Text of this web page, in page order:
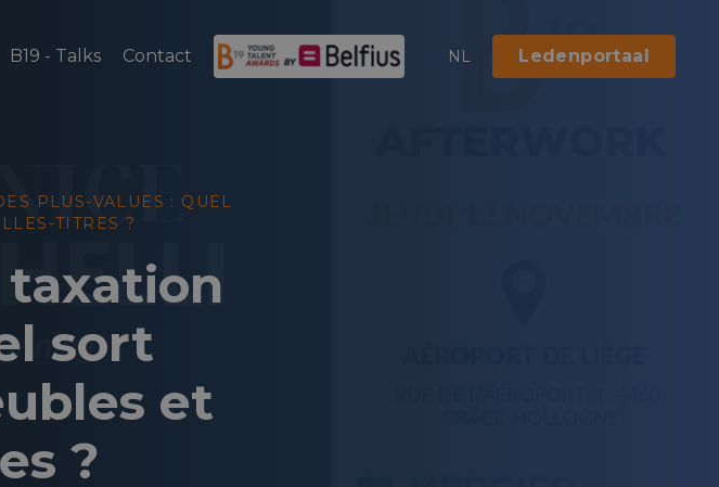
B19 - Talks Contact NL Ledenportaal
PLUS-VALUES : QUEL
TITRES ?
taxation
sort
et
?